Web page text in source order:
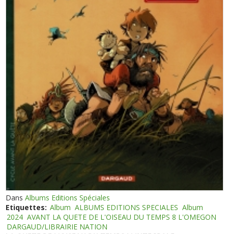
DansAlbums Editions Spéciales
Etiquettes: Album ALBUMS EDITIONS SPECIALES Album
2024 AVANT LA QUETE DE L'OISEAU DU TEMPS 8 L'OMEGON
DARGAUD/LIBRAIRIE NATION